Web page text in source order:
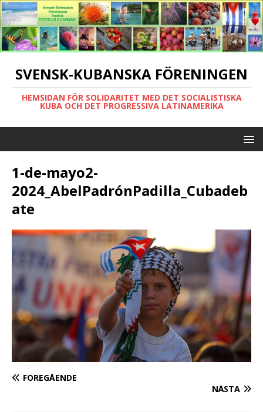
SVENSK-KUBANSKA FÖRENINGEN
HEMSIDAN FÖR SOLIDARITET MED DET SOCIALISTISKA
KUBA OCH DET PROGRESSIVA LATINAMERIKA
1-de-mayo2-
2024_AbelPadrónPadilla_Cubadeb
ate
FÖREGÅENDE
NÄSTA